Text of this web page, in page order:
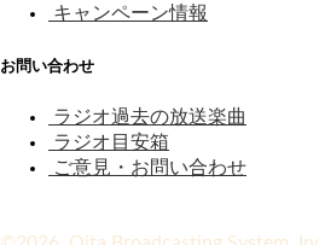
キャンペーン情報
お問い合わせ
ラジオ過去の放送楽曲
ラジオ目安箱
ご意見・お問い合わせ